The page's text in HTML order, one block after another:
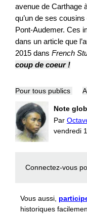
avenue de Carthage
qu’un de ses
Pont-Audemer. Ces
dans un article que
2015 dans French
coup de coeur !
Pour tous publics
Note
Par
vendredi
Connectez-vous
Vous aussi,
historiques